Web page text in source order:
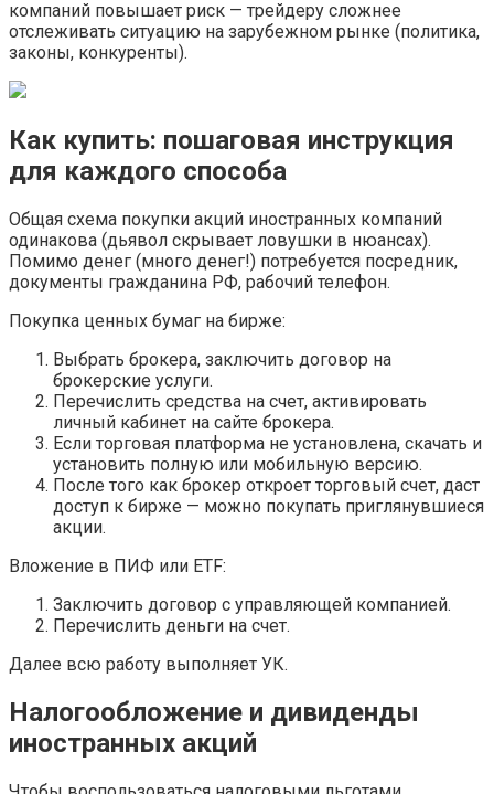
компаний повышает риск — трейдеру сложнее
отслеживать ситуацию на зарубежном рынке (политика,
законы, конкуренты).
Как купить: пошаговая инструкция
для каждого способа
Общая схема покупки акций иностранных компаний
одинакова (дьявол скрывает ловушки в нюансах).
Помимо денег (много денег!) потребуется посредник,
документы гражданина РФ, рабочий телефон.
Покупка ценных бумаг на бирже:
Выбрать брокера, заключить договор на
брокерские услуги.
Перечислить средства на счет, активировать
личный кабинет на сайте брокера.
Если торговая платформа не установлена, скачать и
установить полную или мобильную версию.
После того как брокер откроет торговый счет, даст
доступ к бирже — можно покупать приглянувшиеся
акции.
Вложение в ПИФ или ETF:
Заключить договор с управляющей компанией.
Перечислить деньги на счет.
Далее всю работу выполняет УК.
Налогообложение и дивиденды
иностранных акций